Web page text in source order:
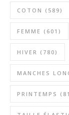
COTON (589)
FEMME (601)
HIVER (780)
MANCHES
PRINTEMPS